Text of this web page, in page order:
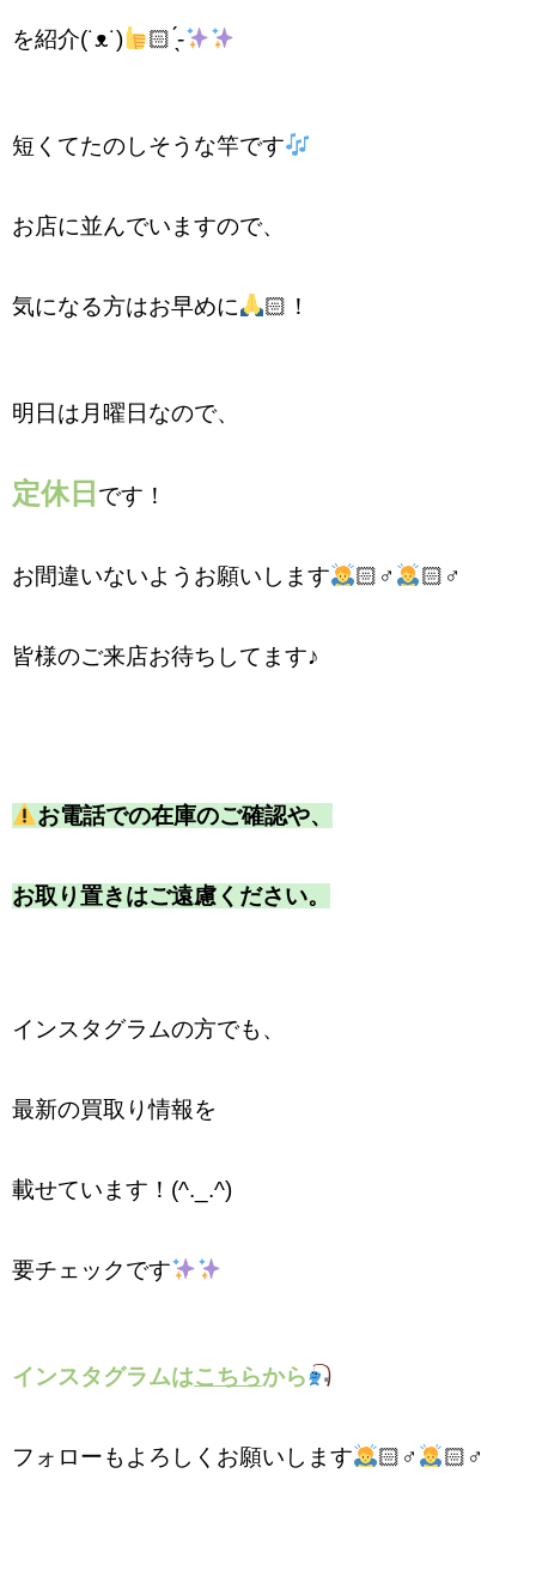
を紹介(˙ᴥ˙)︎ 🏻 ̖́-
短くてたのしそうな竿です
お店に並んでいますので、
気になる方はお早めに 🏻！
明日は月曜日なので、
定休日 です！
お間違いないようお願いします 🏻‍♂️ 🏻‍♂️
皆様のご来店お待ちしてます♪
お電話での在庫のご確認や、
お取り置きはご遠慮ください。
インスタグラムの方でも、
最新の買取り情報を
載せています！(^._.^)
要チェックです
インスタグラムはこちらから
フォローもよろしくお願いします 🏻‍♂️ 🏻‍♂️